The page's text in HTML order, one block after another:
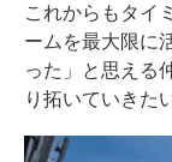
これからもタイ
ームを最大限に
った」と思える
り拓いていきた